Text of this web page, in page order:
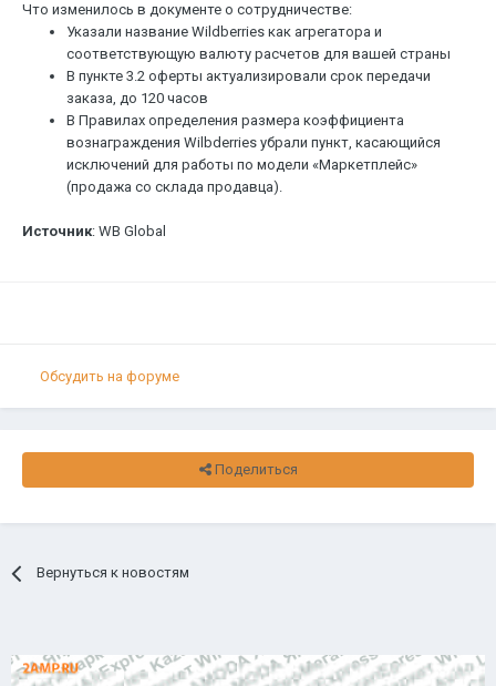
Что изменилось в документе о сотрудничестве:
Указали название Wildberries как агрегатора и
соответствующую валюту расчетов для вашей страны
В пункте 3.2 оферты актуализировали срок передачи
заказа, до 120 часов
В Правилах определения размера коэффициента
вознаграждения Wilbderries убрали пункт, касающийся
исключений для работы по модели «Маркетплейс»
(продажа со склада продавца).
Источник: WB Global
Обсудить на форуме
Поделиться
Вернуться к новостям